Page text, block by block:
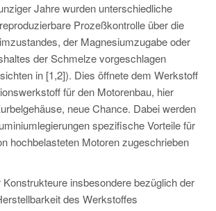
Jahre wurden unterschiedliche
Prozeßkontrolle über die
der Magnesiumzugabe oder
der Schmelze vorgeschlagen
in [1,2]). Dies öffnete dem Werkstoff
für den Motorenbau, hier
neue Chance. Dabei werden
spezifische Vorteile für
hochbelasteten Motoren zugeschrieben
insbesondere bezüglich der
des Werkstoffes